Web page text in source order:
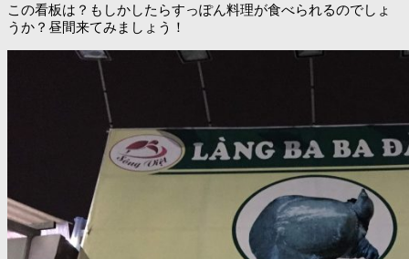
この看板は？もしかしたらすっぽん料理が食べられるのでしょ
うか？昼間来てみましょう！